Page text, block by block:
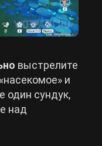
выстрелите
и
один сундук,
над